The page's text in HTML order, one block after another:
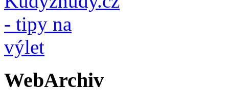
WebArchiv